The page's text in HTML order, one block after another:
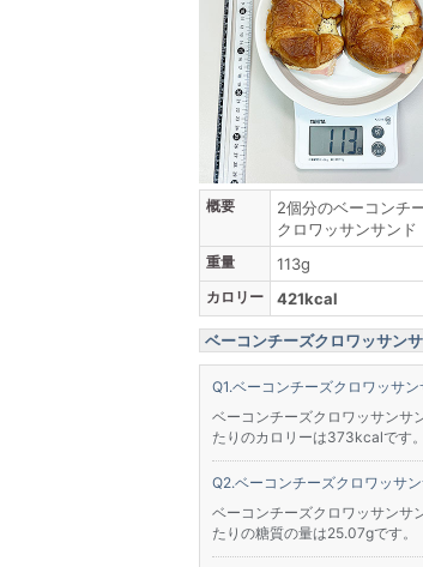
概要
2個分のベーコンチ
クロワッサンサンド
重量 113g
カロリー 421kcal
ベーコンチーズクロワッサン
ベーコンチーズクロワッサ
ベーコンチーズクロワッサンサ
たりのカロリーは373kcalです。
ベーコンチーズクロワッサ
ベーコンチーズクロワッサンサ
たりの糖質の量は25.07gです。